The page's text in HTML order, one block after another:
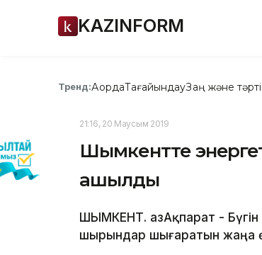
KAZINFORM
Тренд:АқордаТағайындауЗаң және
21:16, 20 Маусым 2019
Шымкентте
ашылды
ШЫМКЕНТ. ҚазАқпарат -
шырындар шығаратын жаңа